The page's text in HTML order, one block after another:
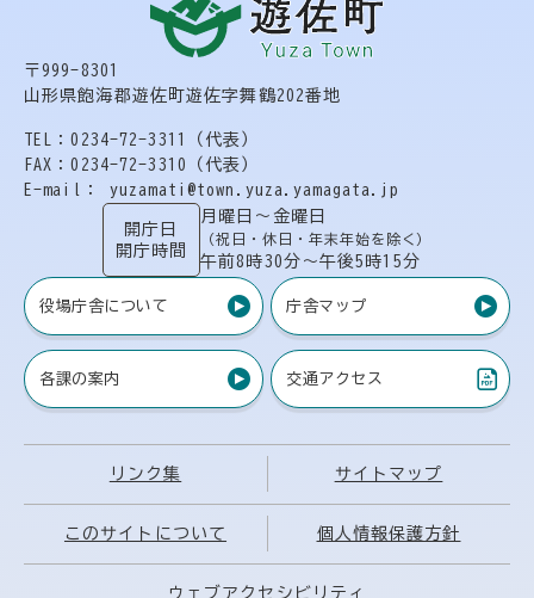
〒999-8301
山形県飽海郡遊佐町遊佐字舞鶴202番地
TEL：0234-72-3311（代表）
FAX：0234-72-3310（代表）
E-mail： yuzamati@town.yuza.yamagata.jp
開庁日
開庁時間
月曜日〜金曜日
（祝日・休日・年末年始を除く）
午前8時30分〜午後5時15分
役場庁舎について 庁舎マップ
各課の案内 交通アクセス
（PDF）
リンク集 サイトマップ
このサイトについて 個人情報保護方針
ウェブアクセシビリティ